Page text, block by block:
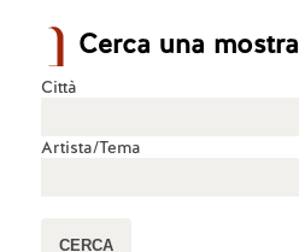
Cerca una mostra
Città
Artista/Tema